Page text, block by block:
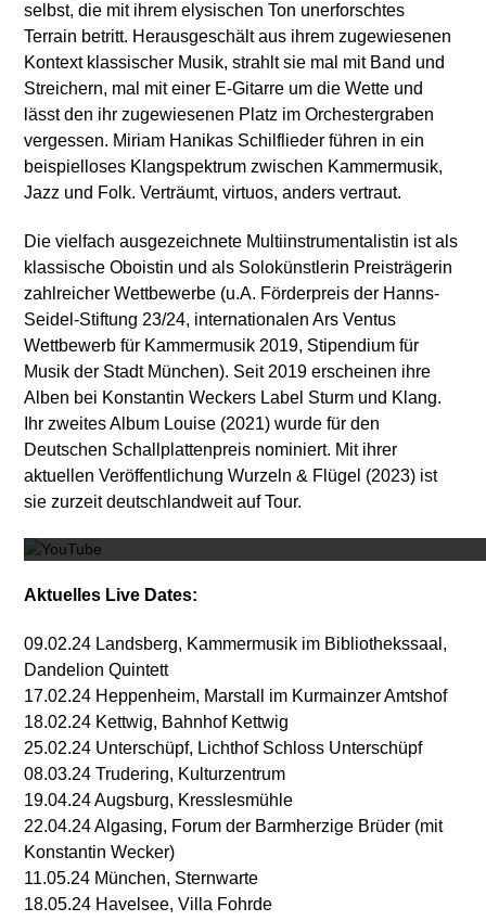
selbst, die mit ihrem elysischen Ton unerforschtes
Terrain betritt. Herausgeschält aus ihrem zugewiesenen
Kontext klassischer Musik, strahlt sie mal mit Band und
Streichern, mal mit einer E-Gitarre um die Wette und
lässt den ihr zugewiesenen Platz im Orchestergraben
vergessen. Miriam Hanikas Schilflieder führen in ein
beispielloses Klangspektrum zwischen Kammermusik,
Jazz und Folk. Verträumt, virtuos, anders vertraut.
Die vielfach ausgezeichnete Multiinstrumentalistin ist als
klassische Oboistin und als Solokünstlerin Preisträgerin
zahlreicher Wettbewerbe (u.A. Förderpreis der Hanns-
Seidel-Stiftung 23/24, internationalen Ars Ventus
Wettbewerb für Kammermusik 2019, Stipendium für
Musik der Stadt München). Seit 2019 erscheinen ihre
Alben bei Konstantin Weckers Label Sturm und Klang.
Ihr zweites Album Louise (2021) wurde für den
Deutschen Schallplattenpreis nominiert. Mit ihrer
aktuellen Veröffentlichung Wurzeln & Flügel (2023) ist
sie zurzeit deutschlandweit auf Tour.
Mit
Aktuelles Live Dates:
09.02.24 Landsberg, Kammermusik im Bibliothekssaal,
Dandelion Quintett
17.02.24 Heppenheim, Marstall im Kurmainzer Amtshof
18.02.24 Kettwig, Bahnhof Kettwig
25.02.24 Unterschüpf, Lichthof Schloss Unterschüpf
08.03.24 Trudering, Kulturzentrum
19.04.24 Augsburg, Kresslesmühle
22.04.24 Algasing, Forum der Barmherzige Brüder (mit
Konstantin Wecker)
11.05.24 München, Sternwarte
18.05.24 Havelsee, Villa Fohrde